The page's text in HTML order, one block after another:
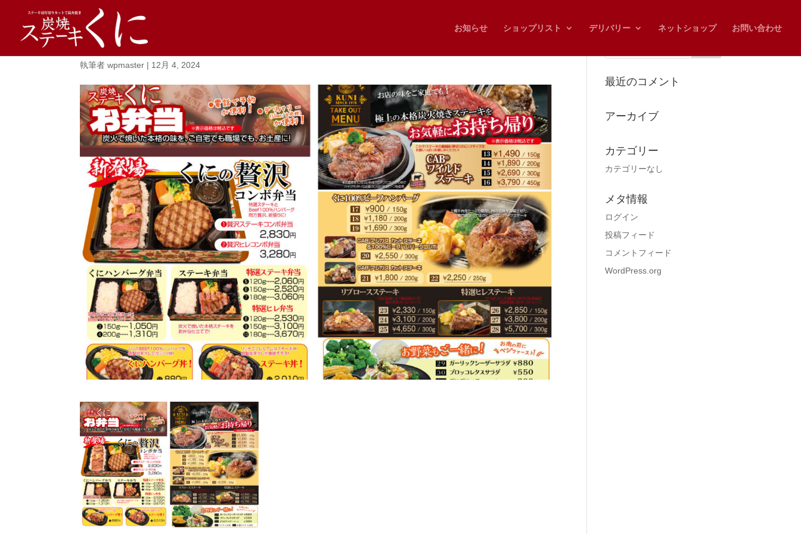
お知らせ ショップリスト デリバリー ネットショップ お問い合わせ
241202.くに弁当A3メニュー
執筆者wpmaster | 12月 4, 2024
最近のコメント
アーカイブ
カテゴリー
カテゴリーなし
メタ情報
ログイン
投稿フィード
コメントフィード
WordPress.org